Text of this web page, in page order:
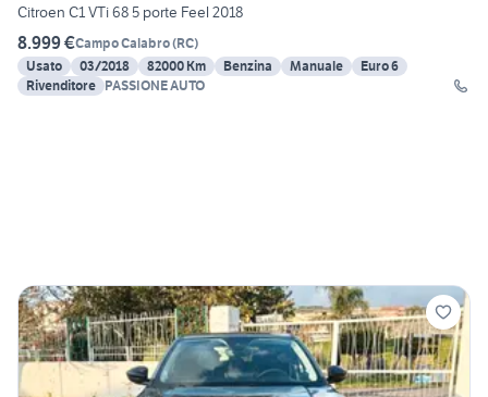
Citroen C1 VTi 68 5 porte Feel 2018
8.999 €Campo Calabro(RC)
Usato
03/2018 82000 Km Benzina Manuale
Euro 6
Rivenditore PASSIONE AUTO